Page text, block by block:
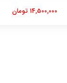
14,500,000 تومان